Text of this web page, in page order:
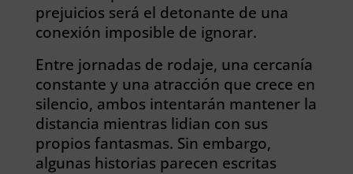
prejuicios será el detonante de una
conexión imposible de ignorar.
Entre jornadas de rodaje, una cercanía
constante y una atracción que crece en
silencio, ambos intentarán mantener la
distancia mientras lidian con sus
propios fantasmas. Sin embargo,
algunas historias parecen escritas